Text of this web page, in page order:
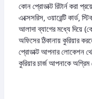
কোন প্রোডাক্ট রিটার্ন করা
এক্সেসরিস, ওয়ারেন্টি কার্ড,
আলাদা ব্যাগের মধ্যে দিয়ে
অফিসের ঠিকানায় কুরিয়ার
প্রোডাক্ট আপনার লোকেশন
কুরিয়ার চার্জ আপনাকে